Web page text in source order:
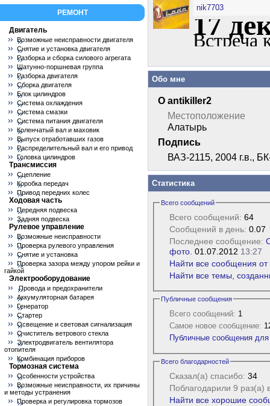
РЕМОНТ
Двигатель
Возможные неисправности двигателя
Снятие и установка двигателя
Разборка и сборка силового агрегата
Шатунно-поршневая группа
Разборка двигателя
Сборка двигателя
Блок цилиндров
Система охлаждения
Система смазки
Система питания двигателя
Коленчатый вал и маховик
Выпуск отработавших газов
Распределительный вал и его привод
Головка цилиндров
Трансмиссия
Сцепление
Коробка передач
Привод передних колес
Ходовая часть
Передняя подвеска
Задняя подвеска
Рулевое управление
Возможные неисправности
Проверка рулевого управления
Снятие и установка
Проверка зазора между упором рейки и
гайкой
Электрооборудование
Провода и предохранители
Аккумуляторная батарея
Генератор
Стартер
Освещение и световая сигнализация
Очиститель ветрового стекла
Электродвигатель вентилятора
отопителя
Комбинация приборов
Тормозная система
Особенности устройства
Возможные неисправности, их причины
и методы устранения
Проверка и регулировка тормозов
nik7703
17
Встреча
Обо мне
О antikiller2
Местоположение
Алатырь
Подпись
ВАЗ-2115, 2004 г.в.,
Статистика
Всего сообщений
Всего сообщений: 64
Сообщений в день: 0.07
Последнее сообщение:
фото. 01.07.2012 13:27
Найти все сообщения от
Найти все темы,
Публичные сообщения
Всего сообщений: 1
Самое новое сообщение:
Публичные сообщения
Всего благодарностей
Сказал(а) спасибо: 34
Поблагодарили 9 раз(а)
Найти все хорошие